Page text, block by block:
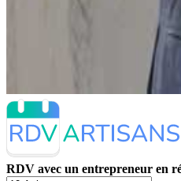
RDV avec un entrepreneur en